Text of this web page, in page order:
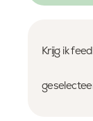
Krijg ik